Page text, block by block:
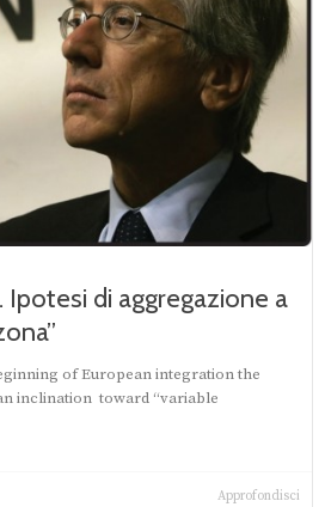
Ipotesi di aggregazione a
of European integration the
inclination toward “variable
Approfondisci